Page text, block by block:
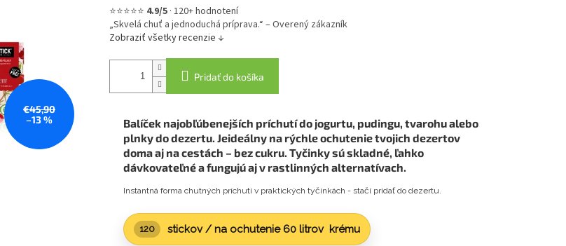
€45,90
–13 %
⭐⭐⭐⭐⭐ 4.9/5 · 120+ hodnotení
„Skvelá chuť a jednoduchá príprava.“ – Overený zákazník
Zobraziť všetky recenzie ↓
Pridať do košíka
Balíček najobľúbenejších príchutí do jogurtu, pudingu, tvarohu alebo
plnky do dezertu. Jeideálny na rýchle ochutenie tvojich dezertov
doma aj na cestách – bez cukru. Tyčinky sú skladné, ľahko
dávkovateľné a fungujú aj v rastlinných alternatívach.
Instantná forma chutných príchutí v praktických tyčinkách - stačí pridať do dezertu.
120 stickov / na ochutenie 60 litrov krému